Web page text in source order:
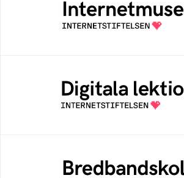
Ett digitalt museum som byggts,
av Internetstiftelsen
Öppen digital lärresurs med
för alla stadier i
Bredbandskollen är ett